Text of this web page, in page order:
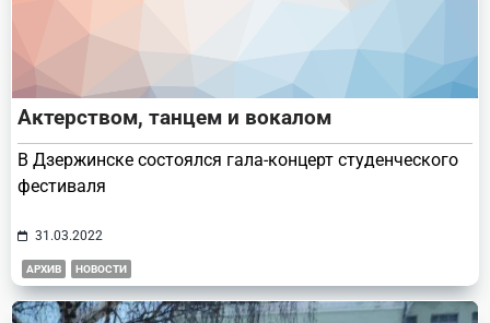
Актерством, танцем и вокалом
В Дзержинске состоялся гала-концерт студенческого
фестиваля
31.03.2022
АРХИВ НОВОСТИ